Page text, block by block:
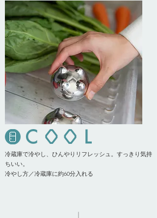
冷蔵庫で冷やし、ひんやりリフレッシュ。すっきり気持
ちいい。
冷やし方／冷蔵庫に約60分入れる